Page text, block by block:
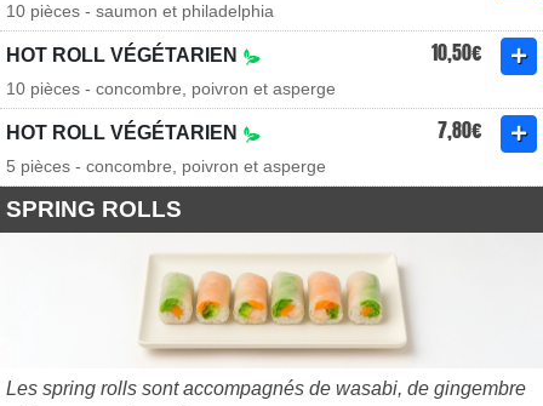
10 pièces - saumon et philadelphia
HOT ROLL VÉGÉTARIEN 10,50€
10 pièces - concombre, poivron et asperge
HOT ROLL VÉGÉTARIEN 7,80€
5 pièces - concombre, poivron et asperge
SPRING ROLLS
Les spring rolls sont accompagnés de wasabi, de gingembre